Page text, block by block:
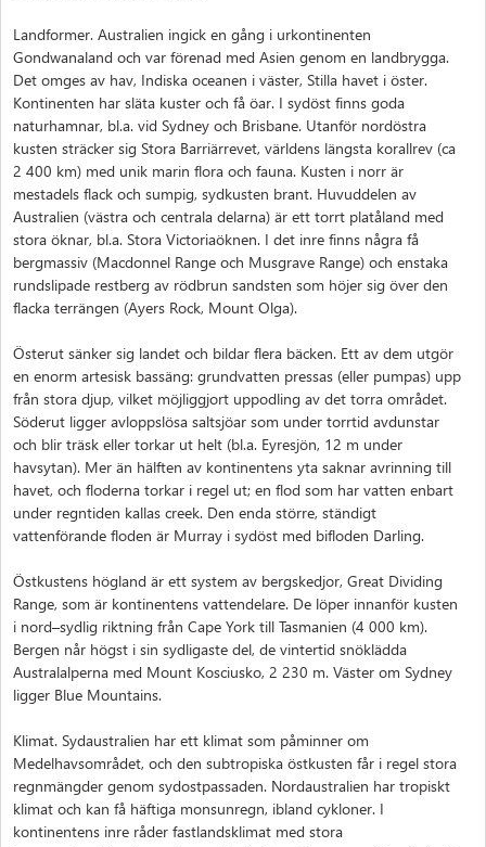
Landformer. Australien ingick en gång i urkontinenten
Gondwanaland och var förenad med Asien genom en landbrygga.
Det omges av hav, Indiska oceanen i väster, Stilla havet i öster.
Kontinenten har släta kuster och få öar. I sydöst finns goda
naturhamnar, bl.a. vid Sydney och Brisbane. Utanför nordöstra
kusten sträcker sig Stora Barriärrevet, världens längsta korallrev (ca
2 400 km) med unik marin flora och fauna. Kusten i norr är
mestadels flack och sumpig, sydkusten brant. Huvuddelen av
Australien (västra och centrala delarna) är ett torrt platåland med
stora öknar, bl.a. Stora Victoriaöknen. I det inre finns några få
bergmassiv (Macdonnel Range och Musgrave Range) och enstaka
rundslipade restberg av rödbrun sandsten som höjer sig över den
flacka terrängen (Ayers Rock, Mount Olga).
Österut sänker sig landet och bildar flera bäcken. Ett av dem utgör
en enorm artesisk bassäng: grundvatten pressas (eller pumpas) upp
från stora djup, vilket möjliggjort uppodling av det torra området.
Söderut ligger avloppslösa saltsjöar som under torrtid avdunstar
och blir träsk eller torkar ut helt (bl.a. Eyresjön, 12 m under
havsytan). Mer än hälften av kontinentens yta saknar avrinning till
havet, och floderna torkar i regel ut; en flod som har vatten enbart
under regntiden kallas creek. Den enda större, ständigt
vattenförande floden är Murray i sydöst med bifloden Darling.
Östkustens högland är ett system av bergskedjor, Great Dividing
Range, som är kontinentens vattendelare. De löper innanför kusten
i nord–sydlig riktning från Cape York till Tasmanien (4 000 km).
Bergen når högst i sin sydligaste del, de vintertid snöklädda
Australalperna med Mount Kosciusko, 2 230 m. Väster om Sydney
ligger Blue Mountains.
Klimat. Sydaustralien har ett klimat som påminner om
Medelhavsområdet, och den subtropiska östkusten får i regel stora
regnmängder genom sydostpassaden. Nordaustralien har tropiskt
klimat och kan få häftiga monsunregn, ibland cykloner. I
kontinentens inre råder fastlandsklimat med stora